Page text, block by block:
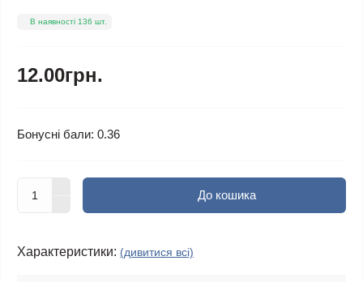
В наявності 136 шт.
12.00грн.
Бонусні бали: 0.36
До кошика
Характеристики: (дивитися всі)